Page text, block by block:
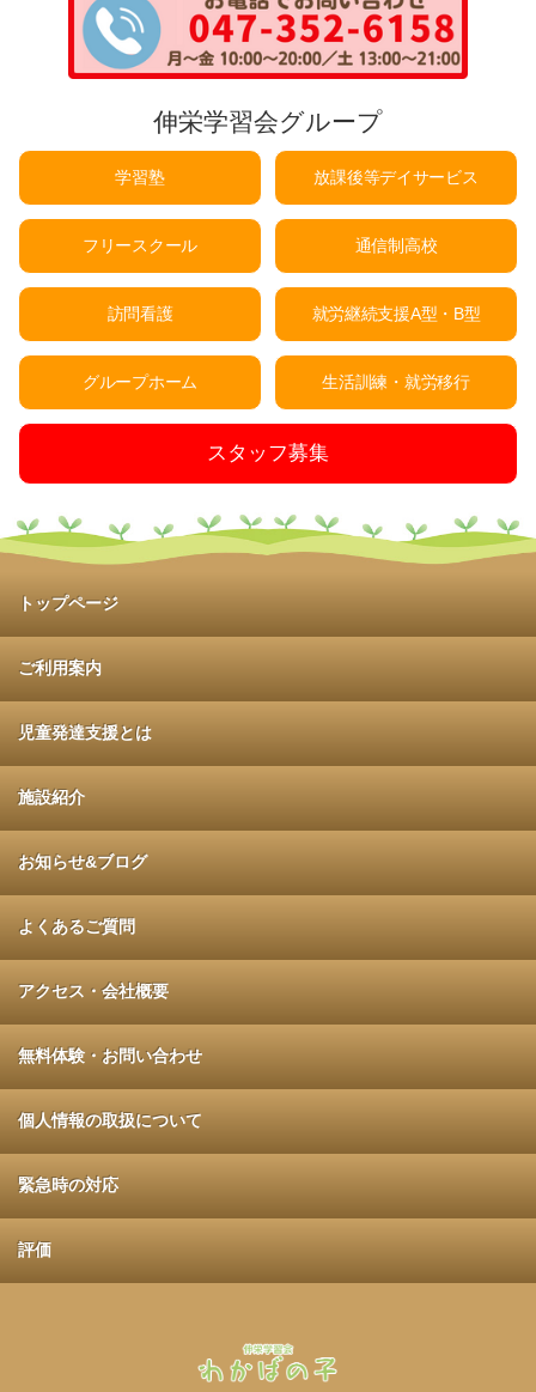
伸栄学習会グループ
学習塾 放課後等デイサービス
フリースクール 通信制高校
訪問看護 就労継続支援A型・B型
グループホーム 生活訓練・就労移行
スタッフ募集
トップページ
ご利用案内
児童発達支援とは
施設紹介
お知らせ&ブログ
よくあるご質問
アクセス・会社概要
無料体験・お問い合わせ
個人情報の取扱について
緊急時の対応
評価